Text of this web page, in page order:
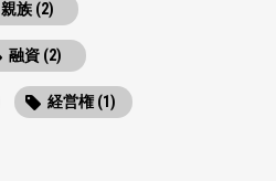
親族 (2)
融資 (2)
経営権 (1)